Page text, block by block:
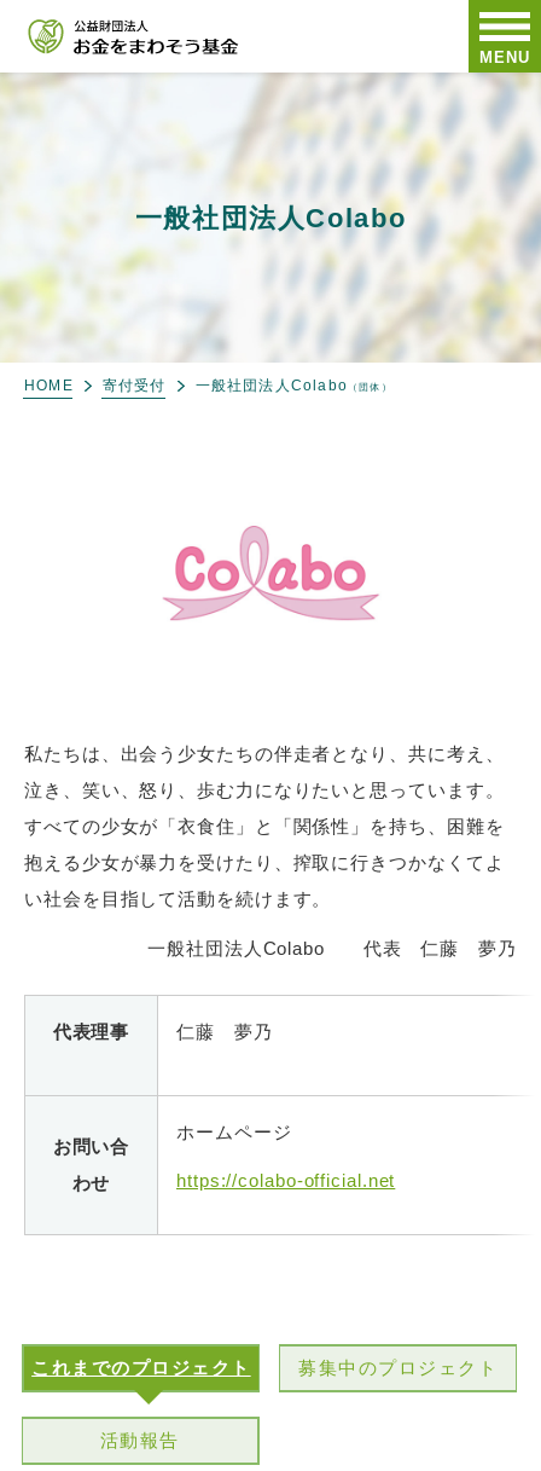
MENU
一般社団法人Colabo
HOME 寄付受付 一般社団法人Colabo （団体）
私たちは、出会う少女たちの伴走者となり、共に考え、
泣き、笑い、怒り、歩む力になりたいと思っています。
すべての少女が「衣食住」と「関係性」を持ち、困難を
抱える少女が暴力を受けたり、搾取に行きつかなくてよ
い社会を目指して活動を続けます。
一般社団法人Colabo 代表 仁藤 夢乃
代表理事 仁藤 夢乃
お問い合
わせ
ホームページ
https://colabo-official.net
これまでのプロジェクト 募集中のプロジェクト
活動報告